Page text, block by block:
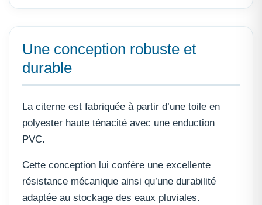
Une conception robuste et
durable
La citerne est fabriquée à partir d’une toile en
polyester haute ténacité avec une enduction
PVC.
Cette conception lui confère une excellente
résistance mécanique ainsi qu’une durabilité
adaptée au stockage des eaux pluviales.